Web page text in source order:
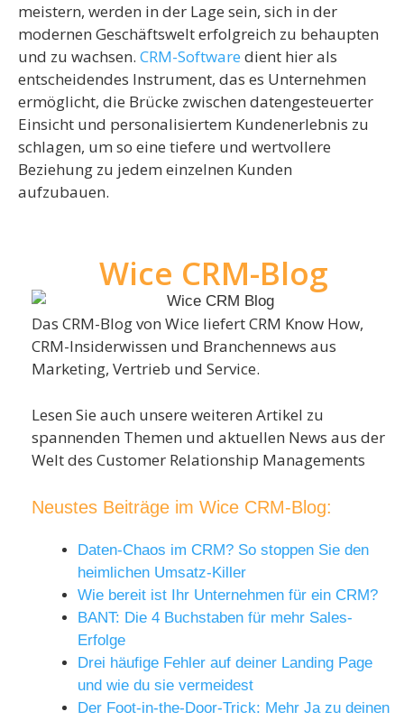
meistern, werden in der Lage sein, sich in der
modernen Geschäftswelt erfolgreich zu behaupten
und zu wachsen. CRM-Software dient hier als
entscheidendes Instrument, das es Unternehmen
ermöglicht, die Brücke zwischen datengesteuerter
Einsicht und personalisiertem Kundenerlebnis zu
schlagen, um so eine tiefere und wertvollere
Beziehung zu jedem einzelnen Kunden
aufzubauen.
Wice CRM-Blog
Das CRM-Blog von Wice liefert CRM Know How,
CRM-Insiderwissen und Branchennews aus
Marketing, Vertrieb und Service.
Lesen Sie auch unsere weiteren Artikel zu
spannenden Themen und aktuellen News aus der
Welt des Customer Relationship Managements
Neustes Beiträge im Wice CRM-Blog:
Daten-Chaos im CRM? So stoppen Sie den
heimlichen Umsatz-Killer
Wie bereit ist Ihr Unternehmen für ein CRM?
BANT: Die 4 Buchstaben für mehr Sales-
Erfolge
Drei häufige Fehler auf deiner Landing Page
und wie du sie vermeidest
Der Foot-in-the-Door-Trick: Mehr Ja zu deinen